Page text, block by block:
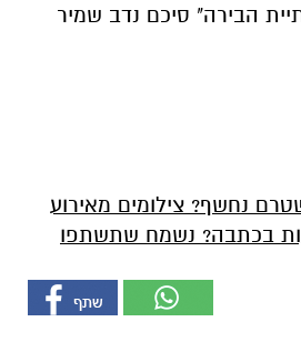
הבירה" סיכם נדב שמיר
נחשף? צילומים מאירוע
בכתבה? נשמח שתשתפו